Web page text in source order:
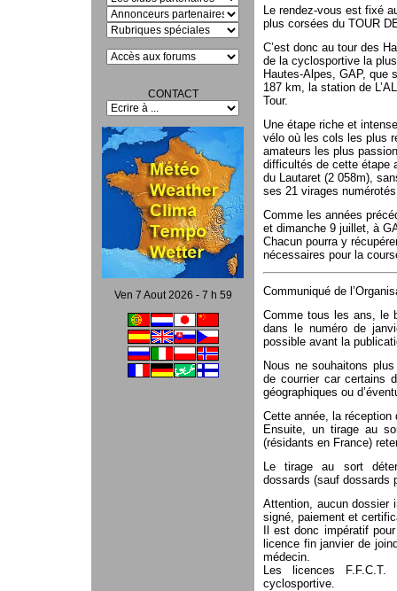
CONTACT
Ven 7 Aout 2026 - 7 h 59
Le rendez-vous est fixé
plus corsées du TOUR
C’est donc au tour des
de la cyclosportive la
Hautes-Alpes, GAP, que
187 km, la station de
Tour.
Une étape riche et
vélo où les cols les plus
amateurs les plus
difficultés de cette étape
du Lautaret (2 058m),
ses 21 virages
Comme les années
et dimanche 9 juillet, à
Chacun pourra y
nécessaires pour la
Communiqué de
Comme tous les ans, le
dans le numéro de
possible avant la
Nous ne souhaitons
de courrier car certains
géographiques ou
Cette année, la réception
Ensuite, un tirage au
(résidants en France)
Le tirage au sort
dossards (sauf dossards
Attention, aucun dossier
signé, paiement et
Il est donc impératif
licence fin janvier de
médecin.
Les licences
cyclosportive.